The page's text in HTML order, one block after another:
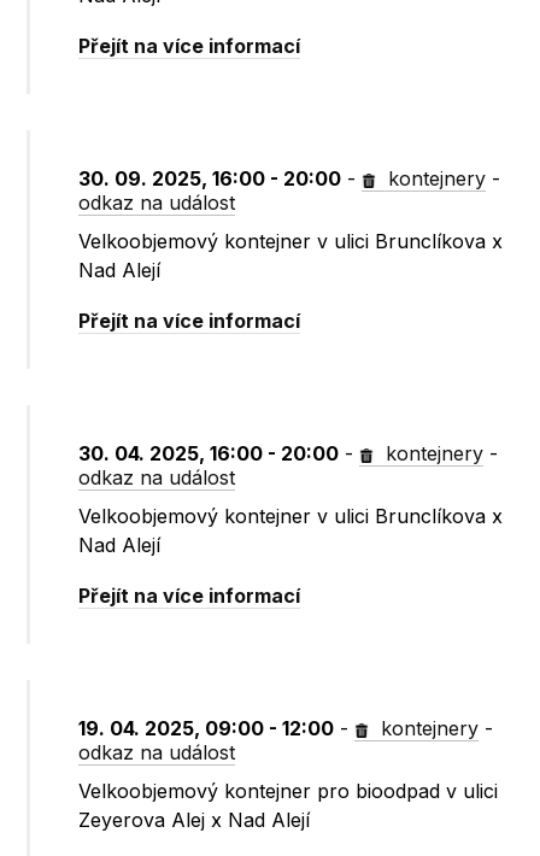
Přejít na více informací
30. 09. 2025, 16:00 - 20:00 - kontejnery -
odkaz na událost
Velkoobjemový kontejner v ulici Brunclíkova x
Nad Alejí
Přejít na více informací
30. 04. 2025, 16:00 - 20:00 - kontejnery -
odkaz na událost
Velkoobjemový kontejner v ulici Brunclíkova x
Nad Alejí
Přejít na více informací
19. 04. 2025, 09:00 - 12:00 - kontejnery -
odkaz na událost
Velkoobjemový kontejner pro bioodpad v ulici
Zeyerova Alej x Nad Alejí